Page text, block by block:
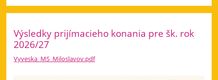
zákonných
Výsledky prijímacieho konania pre šk. rok
2026/27
Vyveska_MS_Miloslavov.pdf